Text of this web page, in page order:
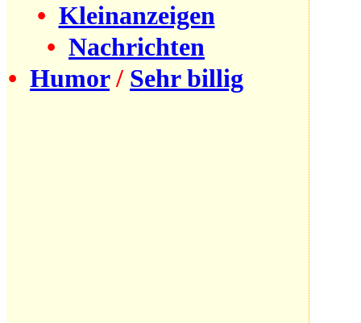
• Kleinanzeigen
• Nachrichten
• Humor/ Sehr billig